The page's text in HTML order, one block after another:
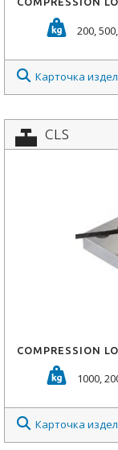
200,
Карточка
CLS
COMPRESSION
1000,
Карточка